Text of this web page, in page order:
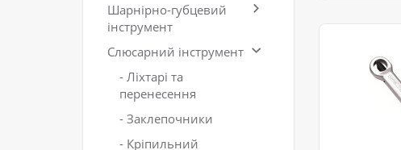
Шарнірно-губцевий
інструмент
Слюсарний інструмент
- Ліхтарі та
перенесення
- Заклепочники
- Кріпильний